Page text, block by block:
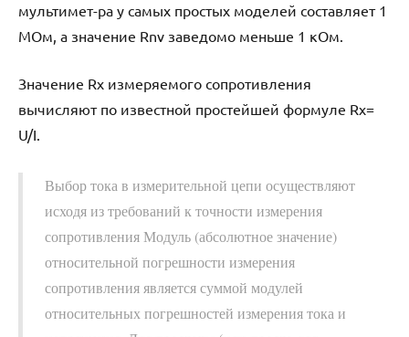
мультимет-ра у самых простых моделей составляет 1
МОм, а значение Rnv заведомо меньше 1 кОм.
Значение Rx измеряемого сопротивления
вычисляют по известной простейшей формуле Rx=
U/I.
Выбор тока в измерительной цепи осуществляют
исходя из требований к точности измерения
сопротивления Модуль (абсолютное значение)
относительной погрешности измерения
сопротивления является суммой модулей
относительных погрешностей измерения тока и